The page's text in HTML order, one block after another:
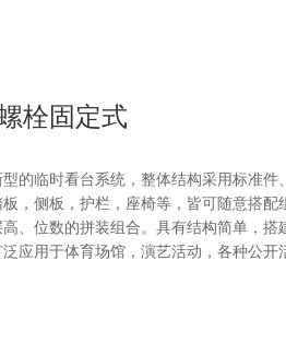
栓固定式
的临时看台系统，整体结构采用标准件
，侧板，护栏，座椅等，皆可随意搭配
、位数的拼装组合。具有结构简单，搭
应用于体育场馆，演艺活动，各种公开